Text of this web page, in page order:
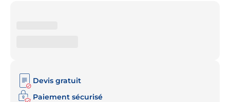
Devis gratuit
Paiement sécurisé